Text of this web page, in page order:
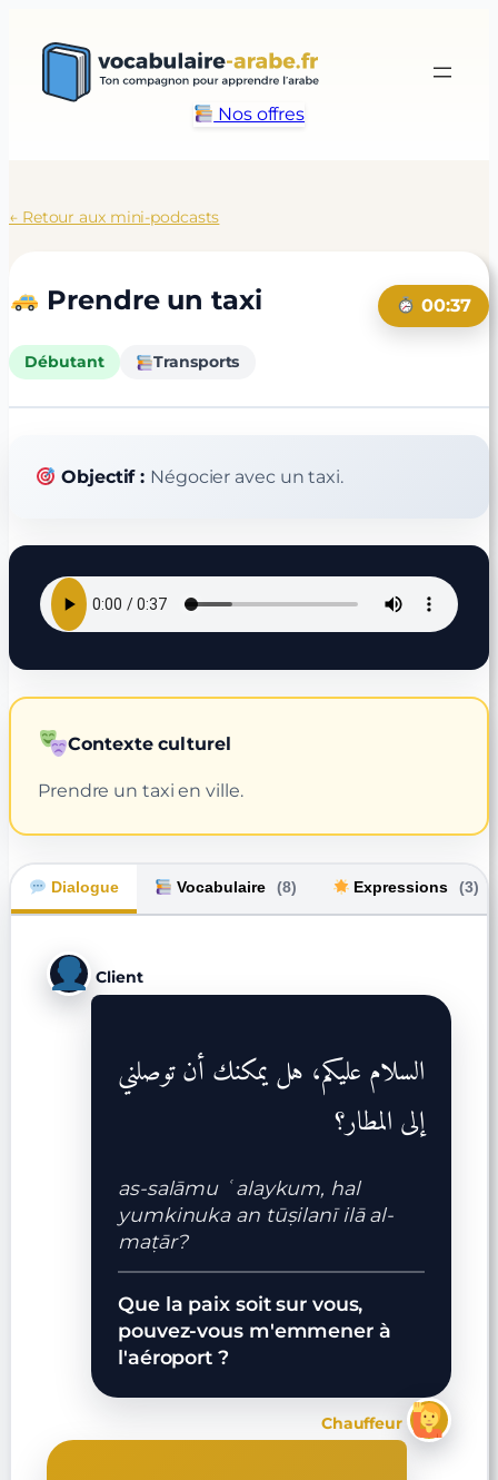
Nos offres
← Retour aux mini-podcasts
Prendre un taxi 00:37
Débutant Transports
Objectif : Négocier avec un taxi.
Contexte culturel
Prendre un taxi en ville.
Dialogue Vocabulaire (8) Expressions (3)
Client
السلام عليكم، هل يمكنك أن توصلني
إلى المطار؟
as-salāmu ʿalaykum, hal
yumkinuka an tūṣilanī ilā al-
maṭār?
Que la paix soit sur vous,
pouvez-vous m'emmener à
l'aéroport ?
Chauffeur